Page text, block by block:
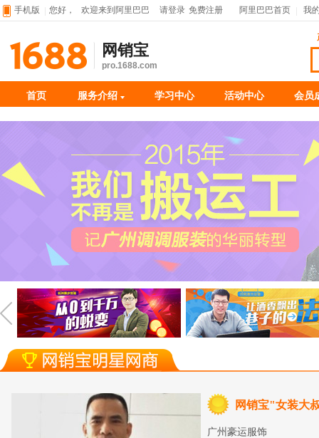
手机版 您好， 欢迎来到阿里巴巴 请登录 免费注册 阿里巴巴首页 我
网销宝
pro.1688.com
首页 服务介绍 学习中心 活动中心 会员
网销宝"女装大
广州豪运服饰